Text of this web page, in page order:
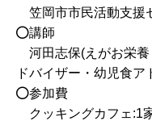
笠岡市市民活動支援
講師
河田志保(えがお栄養
ドバイザー・幼児食ア
参加費
クッキングカフェ:1